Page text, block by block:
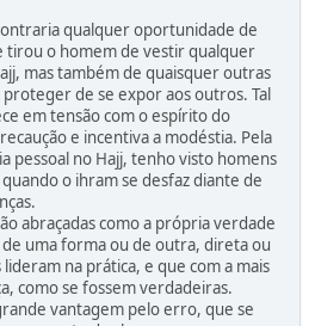
qualquer oportunidade de
tirou o homem de vestir qualquer
mas também de quaisquer outras
de se expor aos outros. Tal
em tensão com o espírito do
e incentiva a modéstia. Pela
pessoal no Hajj, tenho visto homens
o ihram se desfaz diante de
abraçadas como a própria verdade
uma forma ou de outra, direta ou
na prática, e que com a mais
como se fossem verdadeiras.
vantagem pelo erro, que se